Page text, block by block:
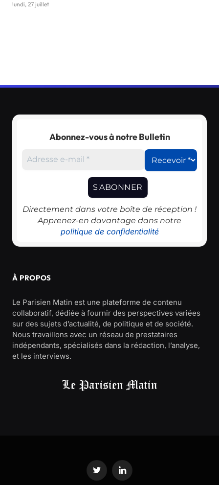
lundi, 27 juillet
Abonnez-vous à notre Bulletin
Directement dans votre boîte de réception !
Apprenez-en davantage dans notre
politique de confidentialité
À PROPOS
Le Parisien Matin est une plateforme de contenu
collaboratif, dédiée à fournir des perspectives variées
sur des sujets d’actualité, de politique et de société.
Nous travaillons avec un réseau de prestataires
indépendants, spécialisés dans la rédaction, l’analyse,
et les interviews.
Twitter LinkedIn